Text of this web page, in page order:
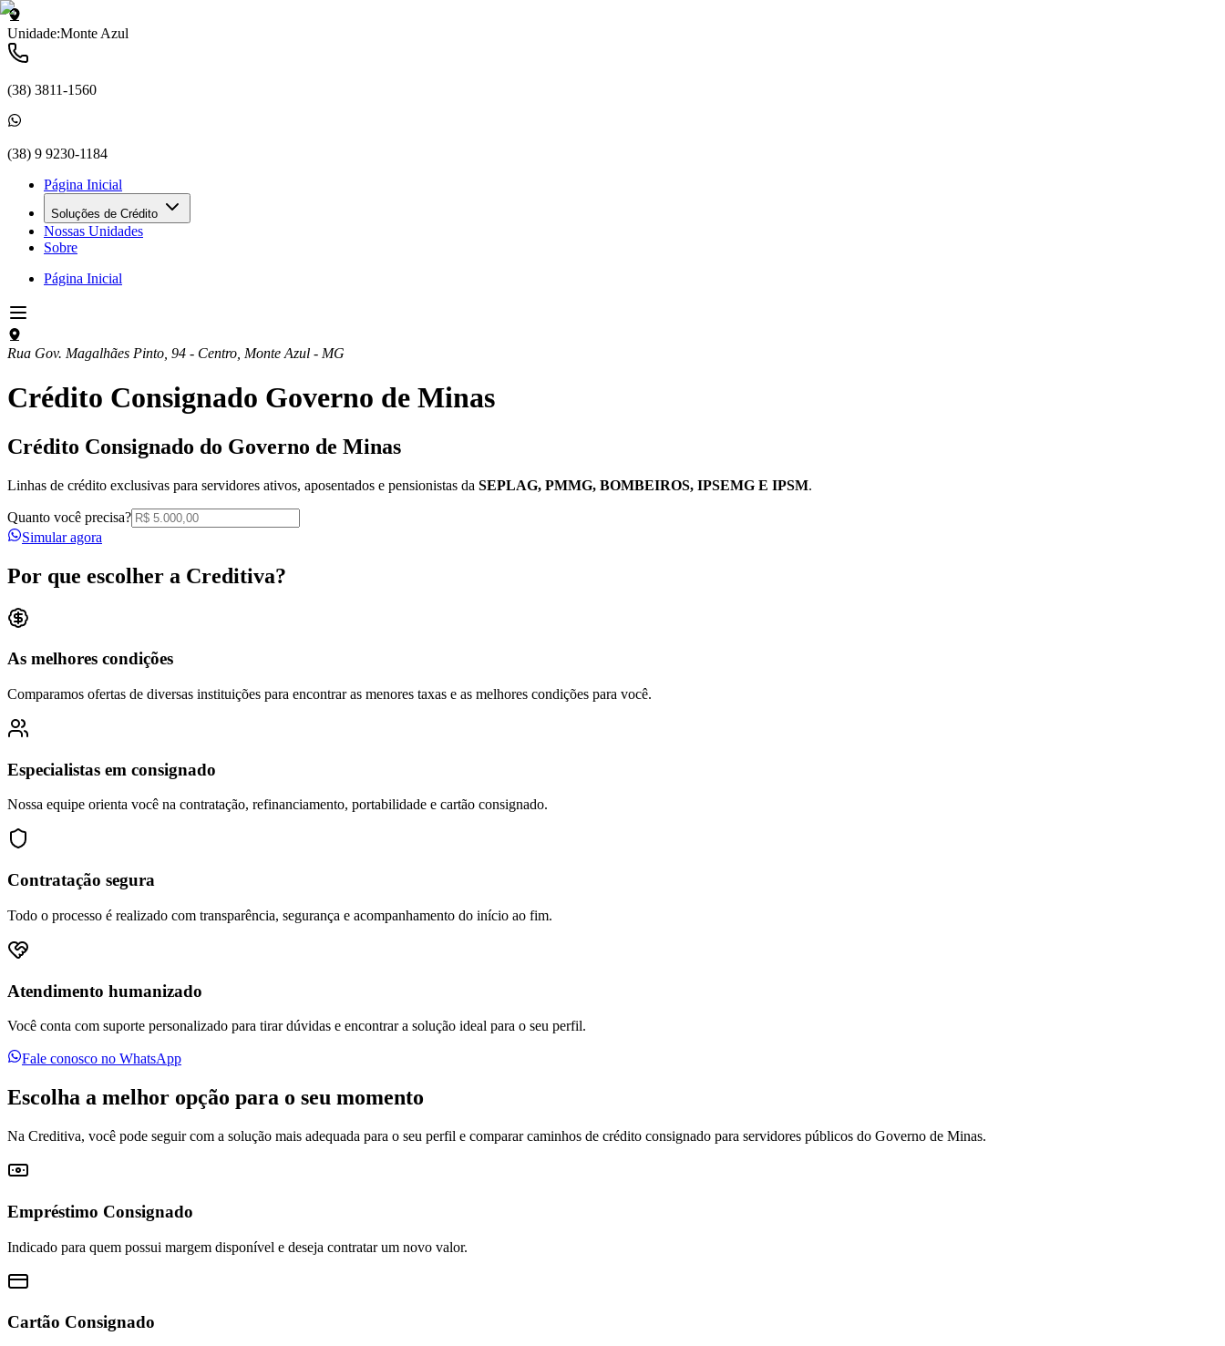
Unidade:Monte Azul
(38) 3811-1560
(38) 9 9230-1184
Página Inicial
Soluções de Crédito
Nossas Unidades
Sobre
Página Inicial
Rua Gov. Magalhães Pinto, 94 - Centro Monte Azul - MG
Crédito Consignado Governo de Minas
Crédito Consignado do Governo de Minas
Linhas de crédito exclusivas para servidores ativos, aposentados e pensionistas da SEPLAG, PMMG, BOMBEIROS, IPSEMG E IPSM.
Quanto você precisa?
Simular agora
Por que escolher a Creditiva?
As melhores condições
Comparamos ofertas de diversas instituições para encontrar as menores taxas e as melhores condições para você.
Especialistas em consignado
Nossa equipe orienta você na contratação, refinanciamento, portabilidade e cartão consignado.
Contratação segura
Todo o processo é realizado com transparência, segurança e acompanhamento do início ao fim.
Atendimento humanizado
Você conta com suporte personalizado para tirar dúvidas e encontrar a solução ideal para o seu perfil.
Fale conosco no WhatsApp
Escolha a melhor opção para o seu momento
Na Creditiva, você pode seguir com a solução mais adequada para o seu perfil e comparar caminhos de crédito consignado para servidores públicos do Governo de Minas.
Empréstimo Consignado
Indicado para quem possui margem disponível e deseja contratar um novo valor.
Cartão Consignado